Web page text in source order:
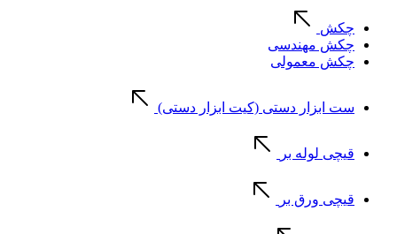
چکش
چکش مهندسی
چکش معمولی
ست ابزار دستی (کیت ابزار دستی)
قیچی لوله بر
قیچی ورق بر